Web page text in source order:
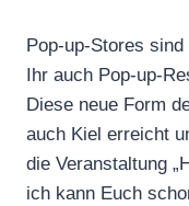
Pop-up-Stores
Ihr auch Pop-up-
Diese neue Form
auch Kiel erreicht
die Veranstaltung
ich kann Euch